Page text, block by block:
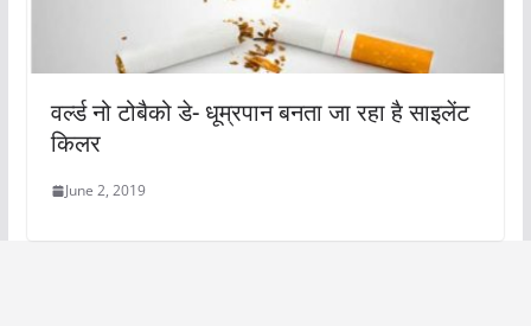
वर्ल्ड नो टोबैको डे- धूम्रपान बनता जा रहा है साइलेंट
किलर
June 2, 2019